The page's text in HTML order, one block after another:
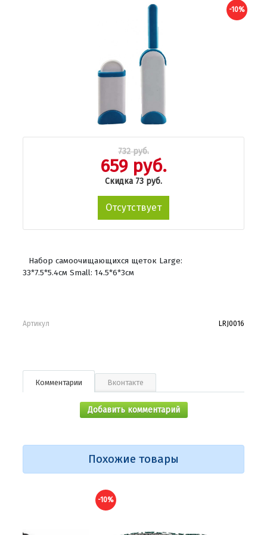
-10%
732 руб.
659 руб.
Скидка 73 руб.
Отсутствует
Набор самоочищающихся щеток Large:
33*7.5*5.4см Small: 14.5*6*3см
Артикул LRJ0016
Комментарии Вконтакте
Добавить комментарий
Похожие товары